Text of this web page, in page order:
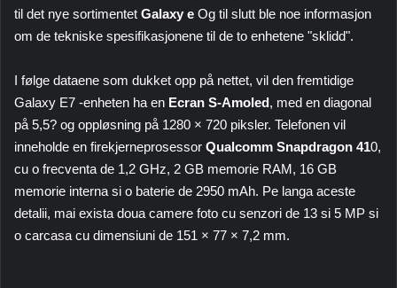
til det nye sortimentet Galaxy e Og til slutt ble noe informasjon
om de tekniske spesifikasjonene til de to enhetene "sklidd".
I følge dataene som dukket opp på nettet, vil den fremtidige
Galaxy E7 -enheten ha en Ecran S-Amoled, med en diagonal
på 5,5? og oppløsning på 1280 × 720 piksler. Telefonen vil
inneholde en firekjerneprosessor Qualcomm Snapdragon 410,
cu o frecventa de 1,2 GHz, 2 GB memorie RAM, 16 GB
memorie interna si o baterie de 2950 mAh. Pe langa aceste
detalii, mai exista doua camere foto cu senzori de 13 si 5 MP si
o carcasa cu dimensiuni de 151 × 77 × 7,2 mm.